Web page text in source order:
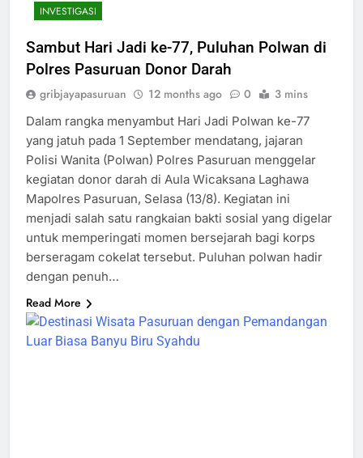
INVESTIGASI
Sambut Hari Jadi ke-77, Puluhan Polwan di
Polres Pasuruan Donor Darah
gribjayapasuruan 12 months ago 0 3 mins
Dalam rangka menyambut Hari Jadi Polwan ke-77
yang jatuh pada 1 September mendatang, jajaran
Polisi Wanita (Polwan) Polres Pasuruan menggelar
kegiatan donor darah di Aula Wicaksana Laghawa
Mapolres Pasuruan, Selasa (13/8). Kegiatan ini
menjadi salah satu rangkaian bakti sosial yang digelar
untuk memperingati momen bersejarah bagi korps
berseragam cokelat tersebut. Puluhan polwan hadir
dengan penuh…
Read More